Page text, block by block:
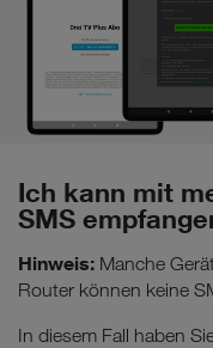
Ich kann mit
SMS
Hinweis: Manche
Router können keine
In diesem Fall haben